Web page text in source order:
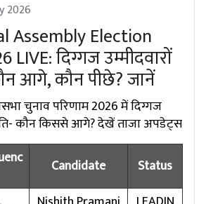
2026
Assembly Election
LIVE: दिग्गज उम्मीदवारों
आगे, कौन पीछे? जानें
चुनाव परिणाम 2026 में दिग्गज
कौन किससे आगे? देखें ताजा अपडेट्स
Candidate Status